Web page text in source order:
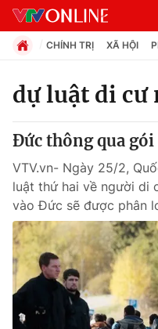
Chuyên mục
Xã hội
Pháp luật
Y tế
CHÍNH TRỊ XÃ HỘI
dự luật di cư
Đức thông qua
VTV.vn- Ngày 25/2,
luật thứ hai về người di
vào Đức sẽ được phân